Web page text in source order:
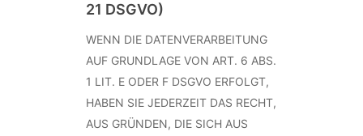
21 DSGVO)
WENN DIE DATENVERARBEITUNG
AUF GRUNDLAGE VON ART. 6 ABS.
1 LIT. E ODER F DSGVO ERFOLGT,
HABEN SIE JEDERZEIT DAS RECHT,
AUS GRÜNDEN, DIE SICH AUS